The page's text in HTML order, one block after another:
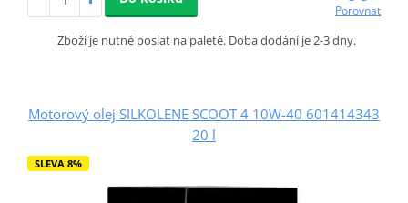
Porovnat
Zboží je nutné poslat na paletě. Doba dodání je 2-3 dny.
Motorový olej SILKOLENE SCOOT 4 10W-40 601414343
20 l
SLEVA 8%